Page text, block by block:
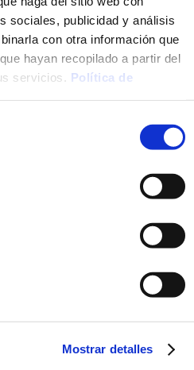
sociales, publicidad y análisis
con otra información que
hayan recopilado a partir del
servicios. Política de
Mostrar detalles
CROQUETAS DE POLLO
OPCIÓN
FRESCO